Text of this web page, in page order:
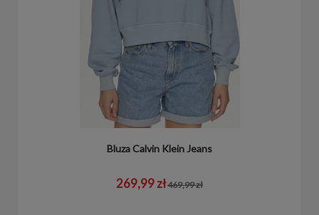
Bluza Calvin Klein Jeans
269,99 zł469,99 zł